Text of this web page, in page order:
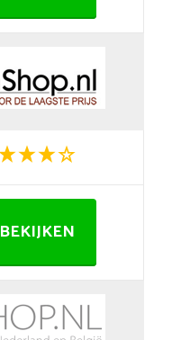
BEKIJKEN